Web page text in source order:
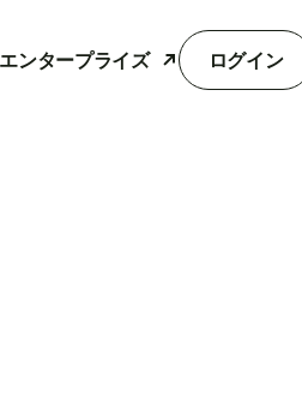
エンタープライズ ログイン